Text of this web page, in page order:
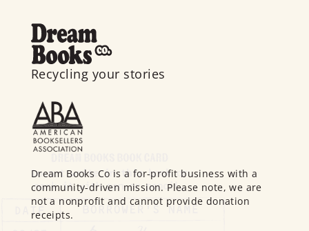
Recycling your stories
Dream Books Co is a for-profit business with a
community-driven mission. Please note, we are
not a nonprofit and cannot provide donation
receipts.